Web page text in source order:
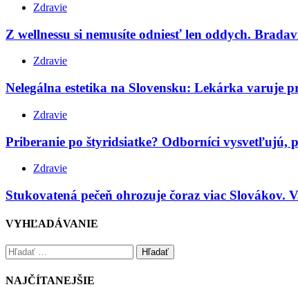
Zdravie
Z wellnessu si nemusíte odniesť len oddych.
Zdravie
Nelegálna estetika na Slovensku: Lekárka
Zdravie
Priberanie po štyridsiatke? Odborníci vysvetľujú,
Zdravie
Stukovatená pečeň ohrozuje čoraz viac Slovákov.
VYHĽADÁVANIE
Hľadať
NAJČÍTANEJŠIE